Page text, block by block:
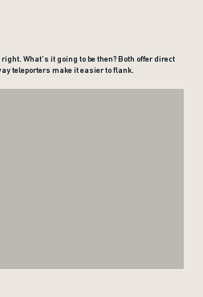
What’s it going to be then? Both offer direct
teleporters make it easier to flank.